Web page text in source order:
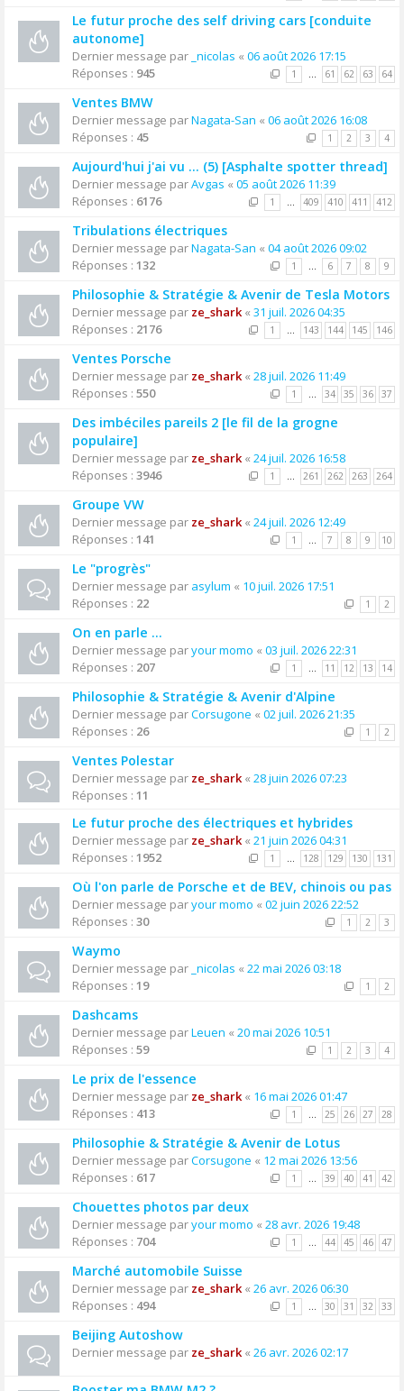
Le futur proche des self driving cars [conduite
autonome]
Dernier message par _nicolas « 06 août 2026 17:15
Réponses : 945 1 … 61 62 63 64
Ventes BMW
Dernier message parNagata-San « 06 août 2026 16:08
Réponses : 45 1 2 3 4
Aujourd'hui j'ai vu ... (5) [Asphalte spotter thread]
Dernier message parAvgas « 05 août 2026 11:39
Réponses : 6176 1 … 409 410 411 412
Tribulations électriques
Dernier message parNagata-San « 04 août 2026 09:02
Réponses : 132 1 … 6 7 8 9
Philosophie & Stratégie & Avenir de Tesla Motors
Dernier message par ze_shark« 31 juil. 2026 04:35
Réponses : 2176 1 … 143 144 145 146
Ventes Porsche
Dernier message par ze_shark« 28 juil. 2026 11:49
Réponses : 550 1 … 34 35 36 37
Des imbéciles pareils 2 [le fil de la grogne
populaire]
Dernier message par ze_shark« 24 juil. 2026 16:58
Réponses : 3946 1 … 261 262 263 264
Groupe VW
Dernier message par ze_shark« 24 juil. 2026 12:49
Réponses : 141 1 … 7 8 9 10
Le "progrès"
Dernier message par asylum « 10 juil. 2026 17:51
Réponses : 22 1 2
On en parle ...
Dernier message paryour momo « 03 juil. 2026 22:31
Réponses : 207 1 … 11 12 13 14
Philosophie & Stratégie & Avenir d'Alpine
Dernier message parCorsugone « 02 juil. 2026 21:35
Réponses : 26 1 2
Ventes Polestar
Dernier message par ze_shark« 28 juin 2026 07:23
Réponses : 11
Le futur proche des électriques et hybrides
Dernier message par ze_shark« 21 juin 2026 04:31
Réponses : 1952 1 … 128 129 130 131
Où l'on parle de Porsche et de BEV, chinois ou pas
Dernier message paryour momo « 02 juin 2026 22:52
Réponses : 30 1 2 3
Waymo
Dernier message par _nicolas « 22 mai 2026 03:18
Réponses : 19 1 2
Dashcams
Dernier message parLeuen « 20 mai 2026 10:51
Réponses : 59 1 2 3 4
Le prix de l'essence
Dernier message par ze_shark« 16 mai 2026 01:47
Réponses : 413 1 … 25 26 27 28
Philosophie & Stratégie & Avenir de Lotus
Dernier message parCorsugone « 12 mai 2026 13:56
Réponses : 617 1 … 39 40 41 42
Chouettes photos par deux
Dernier message paryour momo « 28 avr. 2026 19:48
Réponses : 704 1 … 44 45 46 47
Marché automobile Suisse
Dernier message par ze_shark« 26 avr. 2026 06:30
Réponses : 494 1 … 30 31 32 33
Beijing Autoshow
Dernier message par ze_shark« 26 avr. 2026 02:17